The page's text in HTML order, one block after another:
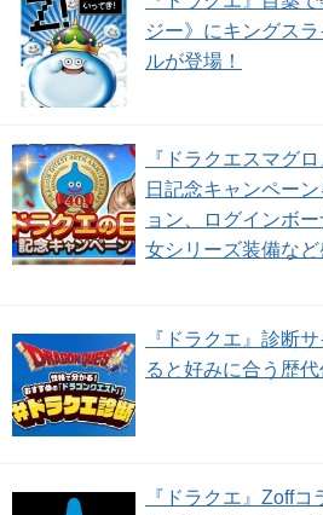
ジー》にキングス
ルが登場！
『ドラクエスマグ
日記念キャンペー
ョン、ログインボ
女シリーズ装備な
『ドラクエ』診断
ると好みに合う歴
『ドラクエ』Zoff